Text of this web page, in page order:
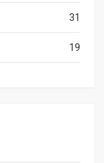
31
19